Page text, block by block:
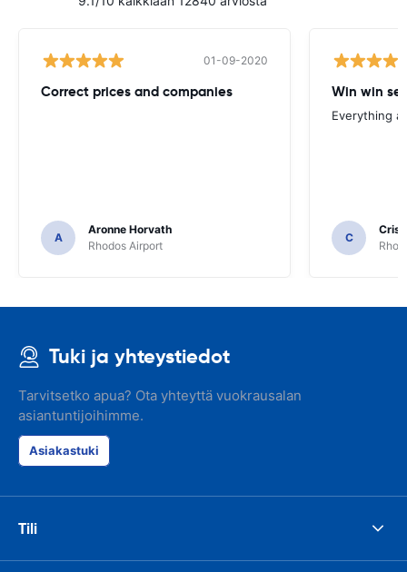
01-09-2020
Correct prices and companies
A
Aronne Horvath
Rhodos Airport
Win win
Everything
C
Tuki ja yhteystiedot
Tarvitsetko apua? Ota yhteyttä vuokrausalan
asiantuntijoihimme.
Asiakastuki
Tili